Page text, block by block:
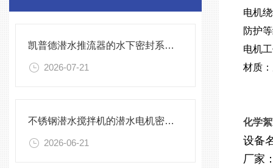
凯普德潜水推流器的水下密封系统维护全流程指南说明
2026-07-21
不锈钢潜水搅拌机的潜水电机密封与泄漏保护
2026-06-21
电机
防护
电机
材质
化学
设备
厂家